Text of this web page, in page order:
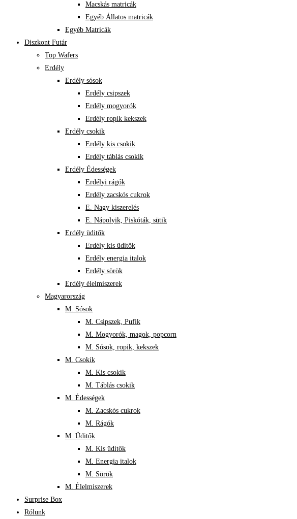
Macskás matricák
Egyéb Állatos matricák
Egyéb Matricák
Diszkont Futár
Top Wafers
Erdély
Erdély sósok
Erdély csipszek
Erdély mogyorók
Erdély ropik kekszek
Erdély csokik
Erdély kis csokik
Erdély táblás csokik
Erdély Édességek
Erdélyi rágók
Erdély zacskós cukrok
E. Nagy kiszerelés
E. Nápolyik, Piskóták, sütik
Erdély üditők
Erdély kis üditők
Erdély energia italok
Erdély sörök
Erdély élelmiszerek
Magyarország
M. Sósok
M. Csipszek, Pufik
M. Mogyorók, magok, popcorn
M. Sósok, ropik, kekszek
M. Csokik
M. Kis csokik
M. Táblás csokik
M. Édességek
M. Zacskós cukrok
M. Rágók
M. Üditők
M. Kis üditők
M. Energia italok
M. Sörök
M. Élelmiszerek
Surprise Box
Rólunk